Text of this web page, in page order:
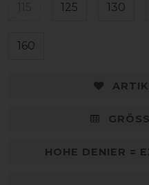
125 130
160
HOHE DENIER =